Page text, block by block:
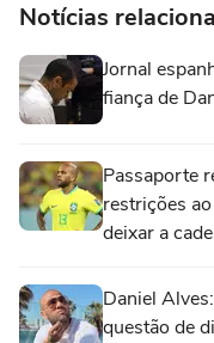
Notícias
Jornal
fiança de
Passaporte
restrições
deixar a
Daniel
questão de